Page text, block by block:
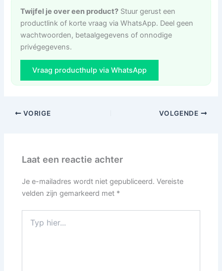
Twijfel je over een product? Stuur gerust een
productlink of korte vraag via WhatsApp. Deel geen
wachtwoorden, betaalgegevens of onnodige
privégegevens.
Vraag producthulp via WhatsApp
VORIGE VOLGENDE
Laat een reactie achter
Je e-mailadres wordt niet gepubliceerd. Vereiste
velden zijn gemarkeerd met *
hier...